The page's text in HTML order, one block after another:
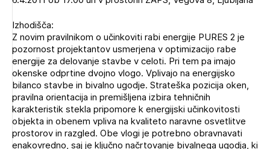
POZABLJENO GESLO
REGISTRIRAJTE SE
Izhodišča:
Z novim pravilnikom o učinkoviti rabi energije PURES 2 je
pozornost projektantov usmerjena v optimizacijo rabe
energije za delovanje stavbe v celoti. Pri tem pa imajo
okenske odprtine dvojno vlogo. Vplivajo na energijsko
bilanco stavbe in bivalno ugodje. Strateška pozicija oken,
pravilna orientacija in premišljena izbira tehničnih
karakteristik stekla pripomore k energijski učinkovitosti
objekta in obenem vpliva na kvaliteto naravne osvetlitve
prostorov in razgled. Obe vlogi je potrebno obravnavati
enakovredno, saj je ključno načrtovanje bivalnega ugodja, ki
Plačnik je podjetje
PRIJAVITE SE
Novičnik natečajev
Tedenski novičnik javnih naročil
Dnevne medijske objave
NAPREJ